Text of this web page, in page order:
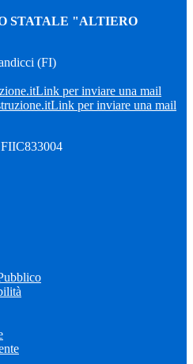
STATALE "ALTIERO
(FI)
Link per inviare una mail
Link per inviare una mail